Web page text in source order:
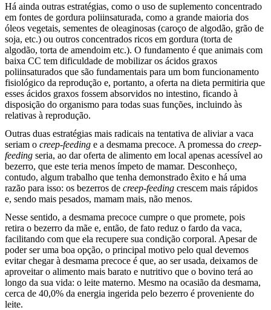
Há ainda outras estratégias, como o uso de suplemento concentrado
em fontes de gordura poliinsaturada, como a grande maioria dos
óleos vegetais, sementes de oleaginosas (caroço de algodão, grão de
soja, etc.) ou outros concentrados ricos em gordura (torta de
algodão, torta de amendoim etc.). O fundamento é que animais com
baixa CC tem dificuldade de mobilizar os ácidos graxos
poliinsaturados que são fundamentais para um bom funcionamento
fisiológico da reprodução e, portanto, a oferta na dieta permitiria que
esses ácidos graxos fossem absorvidos no intestino, ficando à
disposição do organismo para todas suas funções, incluindo às
relativas à reprodução.
Outras duas estratégias mais radicais na tentativa de aliviar a vaca
seriam o creep-feeding e a desmama precoce. A promessa do creep-
feeding seria, ao dar oferta de alimento em local apenas acessível ao
bezerro, que este teria menos ímpeto de mamar. Desconheço,
contudo, algum trabalho que tenha demonstrado êxito e há uma
razão para isso: os bezerros de creep-feeding crescem mais rápidos
e, sendo mais pesados, mamam mais, não menos.
Nesse sentido, a desmama precoce cumpre o que promete, pois
retira o bezerro da mãe e, então, de fato reduz o fardo da vaca,
facilitando com que ela recupere sua condição corporal. Apesar de
poder ser uma boa opção, o principal motivo pelo qual devemos
evitar chegar à desmama precoce é que, ao ser usada, deixamos de
aproveitar o alimento mais barato e nutritivo que o bovino terá ao
longo da sua vida: o leite materno. Mesmo na ocasião da desmama,
cerca de 40,0% da energia ingerida pelo bezerro é proveniente do
leite.